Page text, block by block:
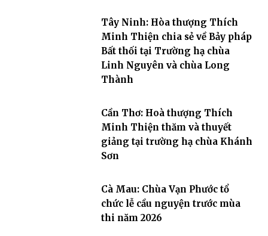
Tây Ninh: Hòa thượng Thích
Minh Thiện chia sẻ về Bảy pháp
Bất thối tại Trường hạ chùa
Linh Nguyên và chùa Long
Thành
Cần Thơ: Hoà thượng Thích
Minh Thiện thăm và thuyết
giảng tại trường hạ chùa Khánh
Sơn
Cà Mau: Chùa Vạn Phước tổ
chức lễ cầu nguyện trước mùa
thi năm 2026